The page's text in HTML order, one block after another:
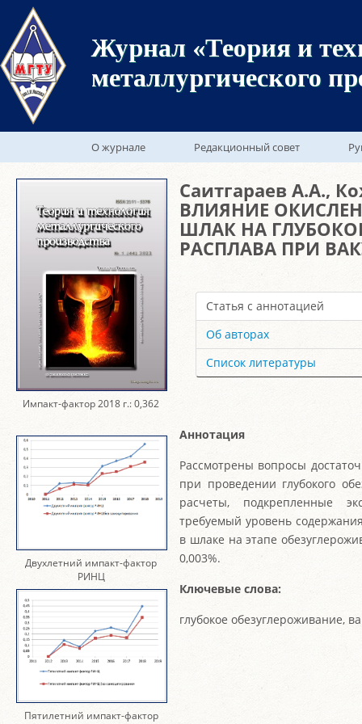
Журнал «Теория и
металлургического
О журнале Редакционный совет
Импакт-фактор 2018 г.: 0,362
Двухлетний импакт-фактор
РИНЦ
Пятилетний импакт-фактор
Саитгараев А.А.,
ВЛИЯНИЕ
ШЛАК НА
РАСПЛАВА ПРИ
Статья с аннотацией
Об авторах
Список литературы
Аннотация
Рассмотрены вопросы
при проведении глубокого
расчеты, подкрепленные
требуемый уровень
в шлаке на этапе
0,003%.
Ключевые слова:
глубокое обезуглероживание,